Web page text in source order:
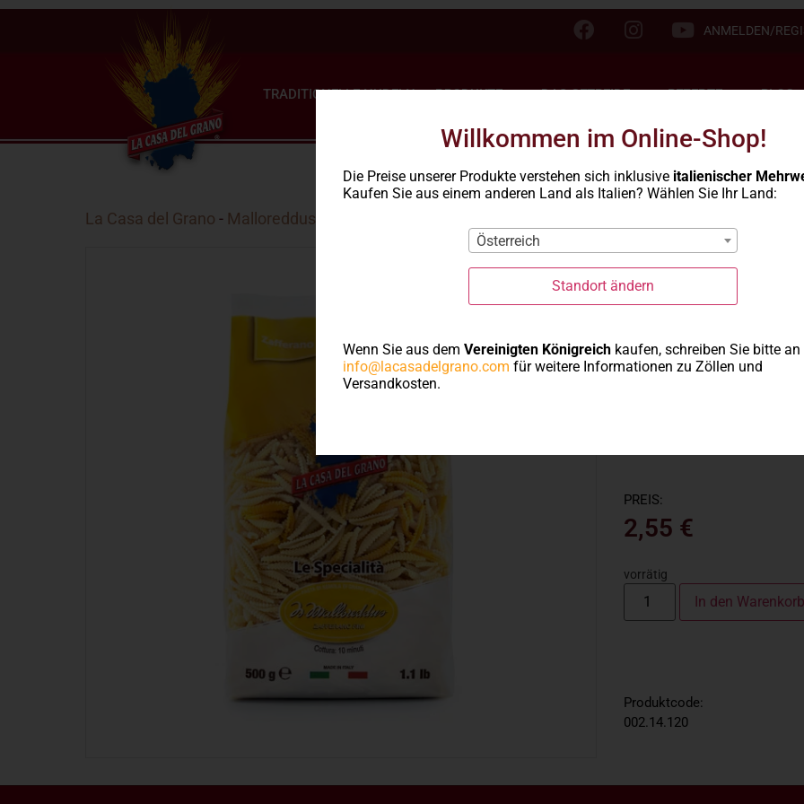
ANMELDEN/
TRADITIONELLE NUDELN PRODUKTE DAS GETREIDE REZEPTE BLOG
La Casa del Grano - Malloreddus
Feine
PREIS:
2,55 €
vorrätig
In den Warenkorb
Produktcode:
002.14.120
Willkommen im Online-Shop!
Die Preise unserer Produkte verstehen sich inklusive italienischer
Kaufen Sie aus einem anderen Land als Italien? Wählen Sie Ihr Land:
Österreich
Standort ändern
Wenn Sie aus dem Vereinigten Königreich kaufen, schreiben Sie bitte an
info@lacasadelgrano.com für weitere Informationen zu Zöllen und
Versandkosten.